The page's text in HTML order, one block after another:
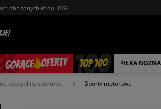
obniżonych aż do -80%
GORĄCE OFERTY TOP 100 PIŁKA NOŻNA
dyscypliny sportowe Sporty motorowe